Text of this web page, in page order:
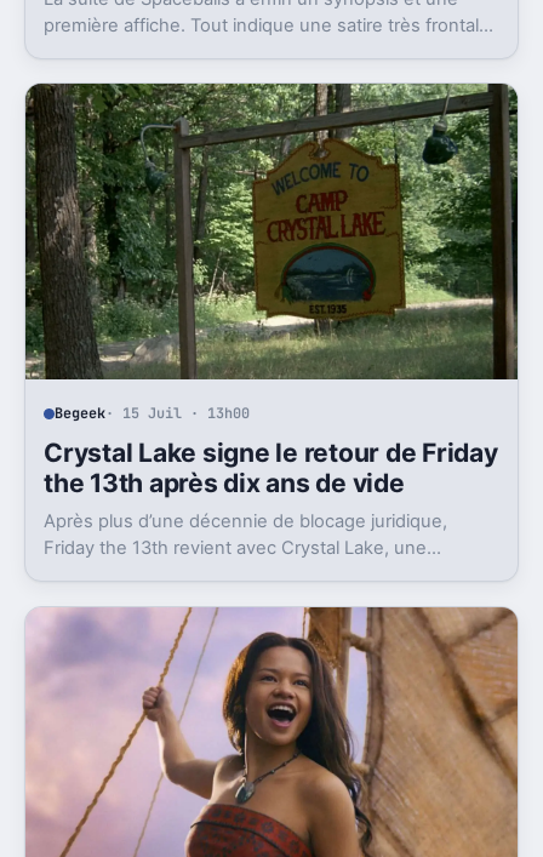
première affiche. Tout indique une satire très frontale
Begeek· 15 Juil · 13h00
Crystal Lake signe le retour de Friday
the 13th après dix ans de vide
Après plus d’une décennie de blocage juridique,
Friday the 13th revient avec Crystal Lake, une
décor.